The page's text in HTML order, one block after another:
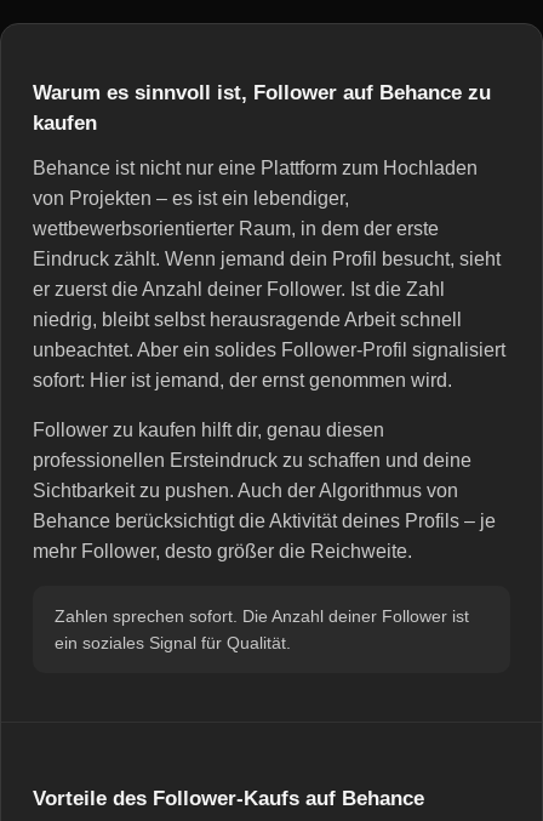
Warum es sinnvoll ist, Follower auf Behance zu
kaufen
Behance ist nicht nur eine Plattform zum Hochladen
von Projekten – es ist ein lebendiger,
wettbewerbsorientierter Raum, in dem der erste
Eindruck zählt. Wenn jemand dein Profil besucht, sieht
er zuerst die Anzahl deiner Follower. Ist die Zahl
niedrig, bleibt selbst herausragende Arbeit schnell
unbeachtet. Aber ein solides Follower-Profil signalisiert
sofort: Hier ist jemand, der ernst genommen wird.
Follower zu kaufen hilft dir, genau diesen
professionellen Ersteindruck zu schaffen und deine
Sichtbarkeit zu pushen. Auch der Algorithmus von
Behance berücksichtigt die Aktivität deines Profils – je
mehr Follower, desto größer die Reichweite.
Zahlen sprechen sofort. Die Anzahl deiner Follower ist
ein soziales Signal für Qualität.
Vorteile des Follower-Kaufs auf Behance